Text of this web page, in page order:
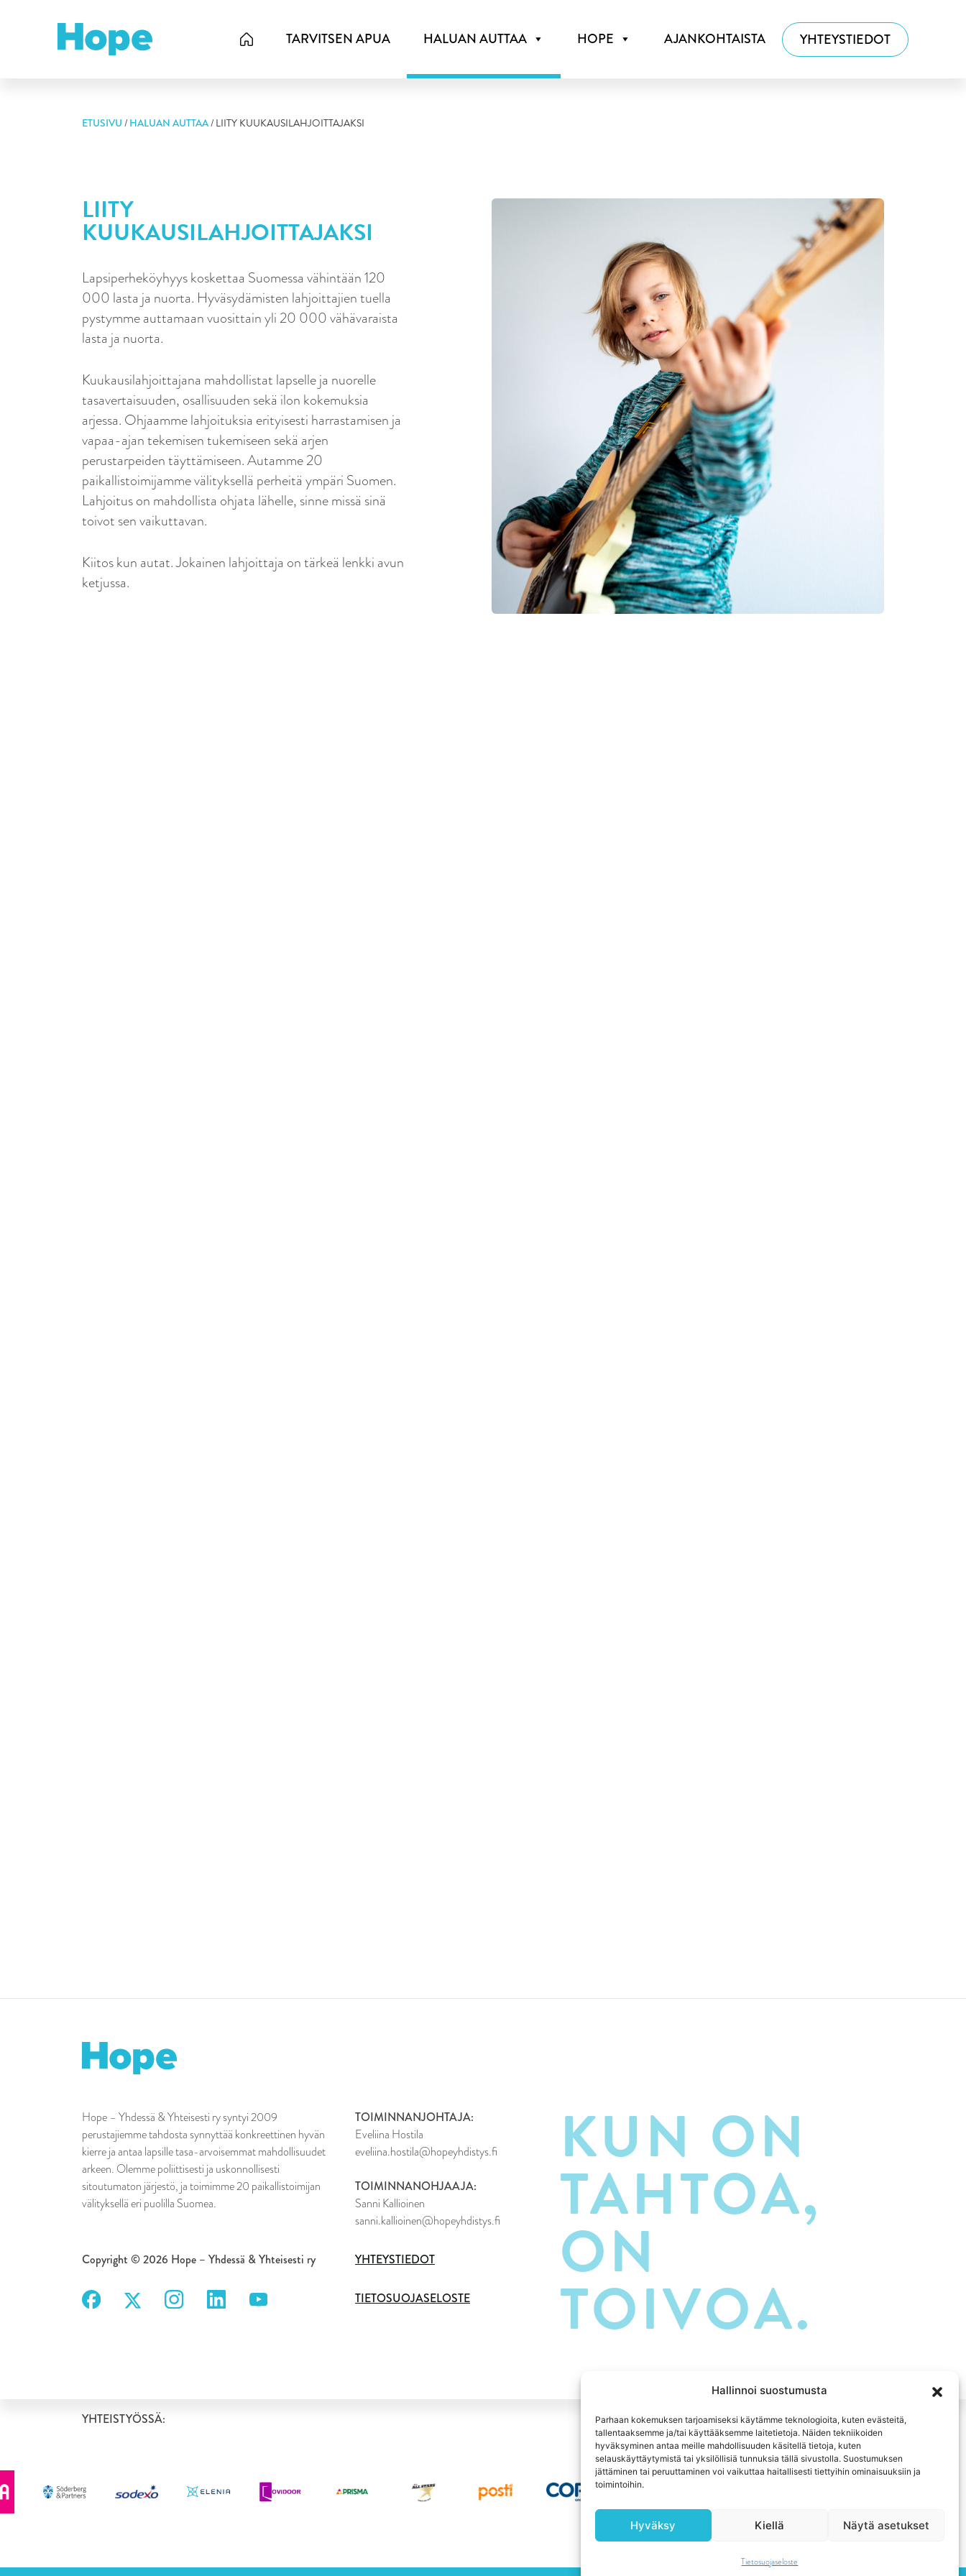
Hallinnoi suostumusta
Parhaan kokemuksen tarjoamiseksi käytämme teknologioita, kuten evästeitä,
tallentaaksemme ja/tai käyttääksemme laitetietoja. Näiden tekniikoiden
hyväksyminen antaa meille mahdollisuuden käsitellä tietoja, kuten
selauskäyttäytymistä tai yksilöllisiä tunnuksia tällä sivustolla. Suostumuksen
jättäminen tai peruuttaminen voi vaikuttaa haitallisesti tiettyihin ominaisuuksiin ja
toimintoihin.
Hyväksy Kiellä Näytä asetukset
Tietosuojaseloste
TARVITSEN APUA HALUAN AUTTAA HOPE AJANKOHTAISTA YHTEYSTIEDOT
ETUSIVU / HALUAN AUTTAA/LIITY KUUKAUSILAHJOITTAJAKSI
LIITY
KUUKAUSILAHJOITTAJAKSI
Lapsiperheköyhyys koskettaa Suomessa vähintään 120
000 lasta ja nuorta. Hyväsydämisten lahjoittajien tuella
pystymme auttamaan vuosittain yli 20 000 vähävaraista
lasta ja nuorta.
Kuukausilahjoittajana mahdollistat lapselle ja nuorelle
tasavertaisuuden, osallisuuden sekä ilon kokemuksia
arjessa. Ohjaamme lahjoituksia erityisesti harrastamisen ja
vapaa-ajan tekemisen tukemiseen sekä arjen
perustarpeiden täyttämiseen. Autamme 20
paikallistoimijamme välityksellä perheitä ympäri Suomen.
Lahjoitus on mahdollista ohjata lähelle, sinne missä sinä
toivot sen vaikuttavan.
Kiitos kun autat. Jokainen lahjoittaja on tärkeä lenkki avun
ketjussa.
Hope – Yhdessä & Yhteisesti ry syntyi 2009
perustajiemme tahdosta synnyttää konkreettinen hyvän
kierre ja antaa lapsille tasa-arvoisemmat mahdollisuudet
arkeen. Olemme poliittisesti ja uskonnollisesti
sitoutumaton järjestö, ja toimimme 20 paikallistoimijan
välityksellä eri puolilla Suomea.
Copyright © 2026 Hope – Yhdessä & Yhteisesti ry
TOIMINNANJOHTAJA:
Eveliina Hostila
eveliina.hostila@hopeyhdistys.fi
TOIMINNANOHJAAJA:
Sanni Kallioinen
sanni.kallioinen@hopeyhdistys.fi
YHTEYSTIEDOT
TIETOSUOJASELOSTE
KUN ON
TAHTOA,
ON
TOIVOA.
YHTEISTYÖSSÄ: